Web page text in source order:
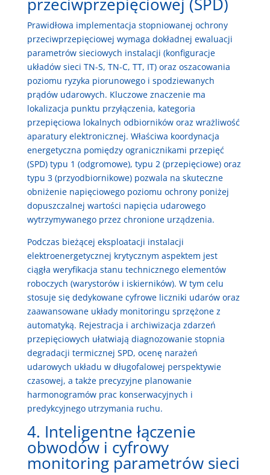
przeciwprzepięciowej (SPD)
Prawidłowa implementacja stopniowanej ochrony
przeciwprzepięciowej wymaga dokładnej ewaluacji
parametrów sieciowych instalacji (konfiguracje
układów sieci TN-S, TN-C, TT, IT) oraz oszacowania
poziomu ryzyka piorunowego i spodziewanych
prądów udarowych. Kluczowe znaczenie ma
lokalizacja punktu przyłączenia, kategoria
przepięciowa lokalnych odbiorników oraz wrażliwość
aparatury elektronicznej. Właściwa koordynacja
energetyczna pomiędzy ogranicznikami przepięć
(SPD) typu 1 (odgromowe), typu 2 (przepięciowe) oraz
typu 3 (przyodbiornikowe) pozwala na skuteczne
obniżenie napięciowego poziomu ochrony poniżej
dopuszczalnej wartości napięcia udarowego
wytrzymywanego przez chronione urządzenia.
Podczas bieżącej eksploatacji instalacji
elektroenergetycznej krytycznym aspektem jest
ciągła weryfikacja stanu technicznego elementów
roboczych (warystorów i iskierników). W tym celu
stosuje się dedykowane cyfrowe liczniki udarów oraz
zaawansowane układy monitoringu sprzężone z
automatyką. Rejestracja i archiwizacja zdarzeń
przepięciowych ułatwiają diagnozowanie stopnia
degradacji termicznej SPD, ocenę narażeń
udarowych układu w długofalowej perspektywie
czasowej, a także precyzyjne planowanie
harmonogramów prac konserwacyjnych i
predykcyjnego utrzymania ruchu.
4. Inteligentne łączenie
obwodów i cyfrowy
monitoring parametrów sieci